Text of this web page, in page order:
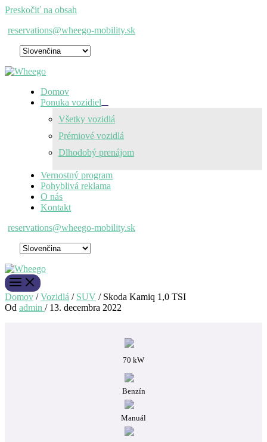
Preskočiť na obsah
reservations@wheego-mobility.sk
Domov
Ponuka vozidiel
Všetky vozidlá
Prémiové vozidlá
Dlhodobý prenájom
Vernostný program
Pohyblivá reklama
O nás
Kontakt
reservations@wheego-mobility.sk
Domov /Vozidlá / SUV / Skoda Kamiq 1,0 TSI
Od admin / 13. decembra 2022
70 kW
Benzín
Manuál